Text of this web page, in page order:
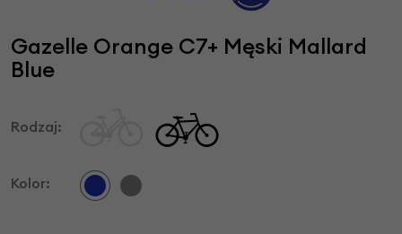
Gazelle Orange C7+ Męski Mallard
Blue
Rodzaj:
Kolor: